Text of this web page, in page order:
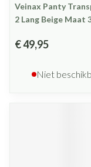
Veinax Panty
2 Lang Beige Maat
€ 49,95
Niet